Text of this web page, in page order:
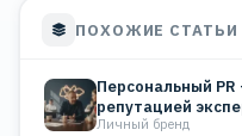
ПОХОЖИЕ СТАТЬИ
Персональный
репутацией
Личный бренд